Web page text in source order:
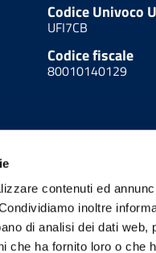
contenuti ed
inoltre
di analisi dei dati web,
che ha fornito loro o che
Codice Univoco
UFI7CB
Codice fiscale
80010140129